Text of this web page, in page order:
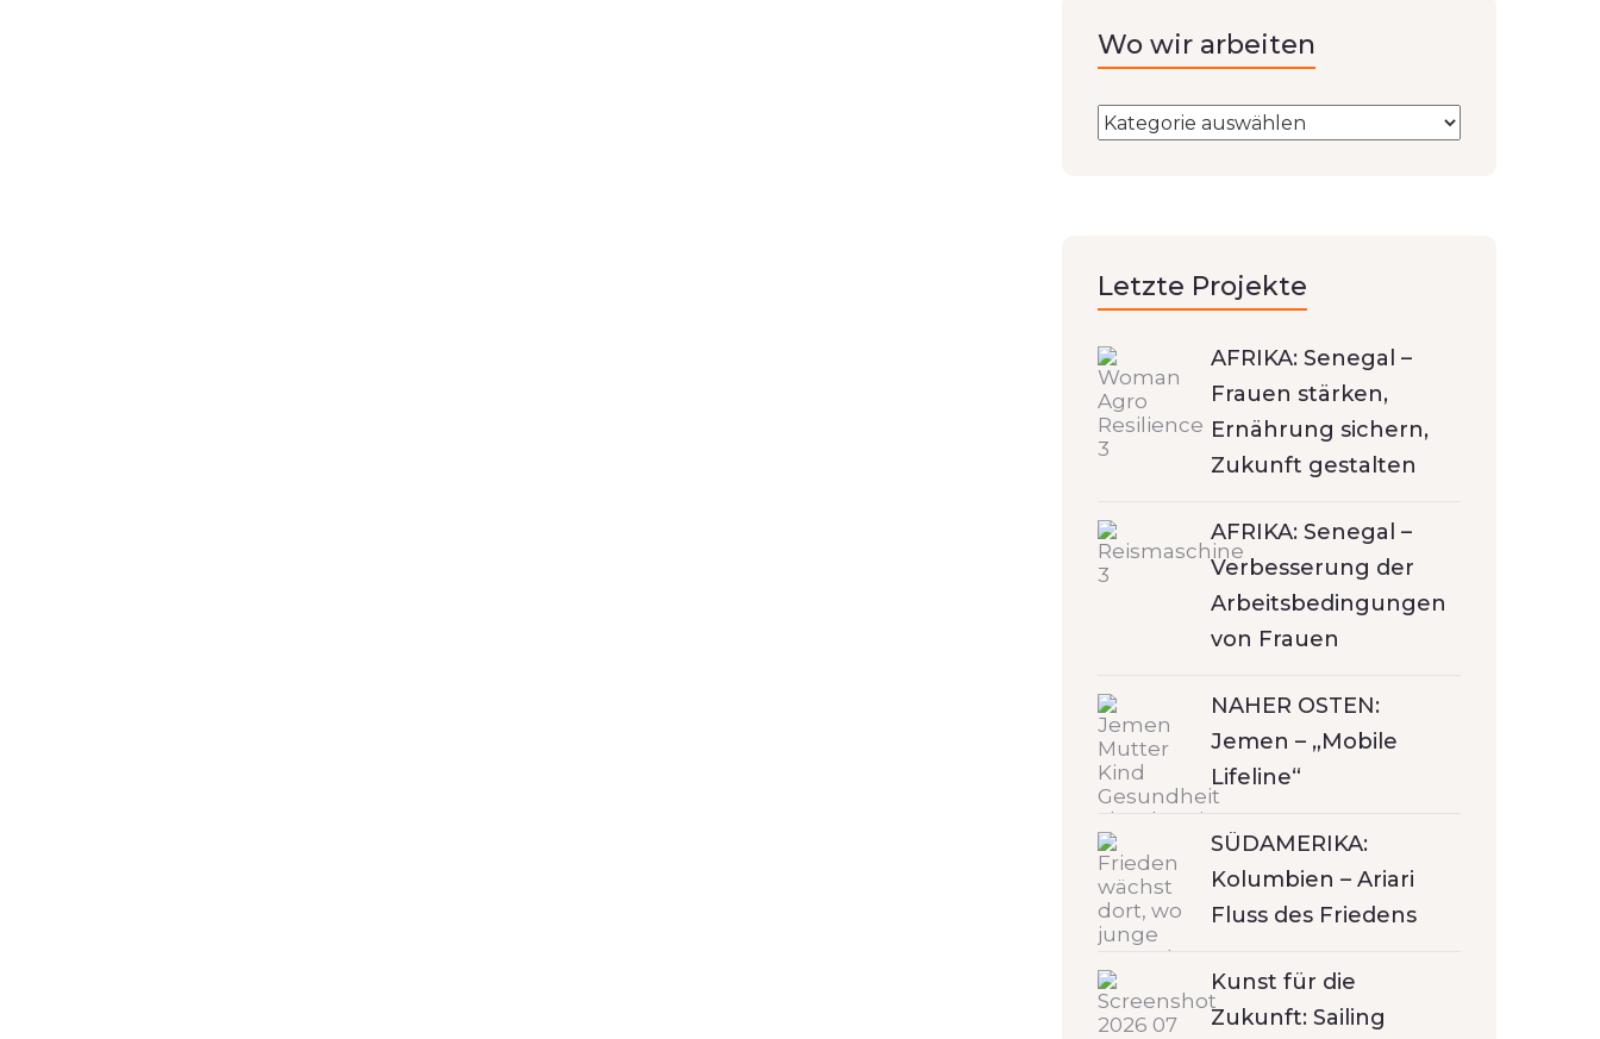
Wo wir arbeiten
Letzte Projekte
AFRIKA: Senegal –
Frauen stärken,
Ernährung sichern,
Zukunft gestalten
AFRIKA: Senegal –
Verbesserung der
Arbeitsbedingungen
von Frauen
NAHER OSTEN:
Jemen – „Mobile
Lifeline“
SÜDAMERIKA:
Kolumbien – Ariari
Fluss des Friedens
Kunst für die
Zukunft: Sailing